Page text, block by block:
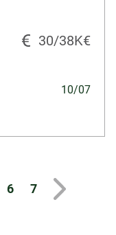
30/38K€
10/07
6 7